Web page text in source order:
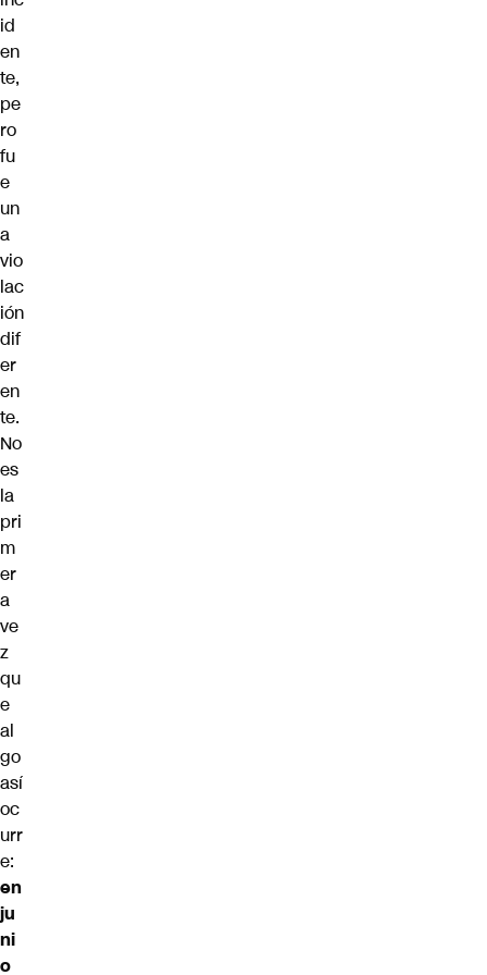
id
en
te,
pe
ro
fu
e
un
a
vio
lac
ión
dif
er
en
te.
No
es
la
pri
m
er
a
ve
z
qu
e
al
go
así
oc
urr
e:
en
ju
ni
o